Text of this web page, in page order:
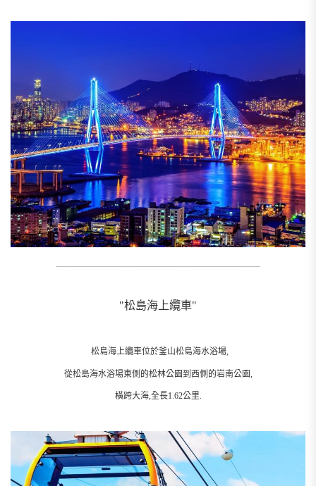
"松島海上纜車"
松島海上纜車位於釜山松島海水浴場,
從松島海水浴場東側的松林公園到西側的岩南公園,
橫跨大海,全長1.62公里.